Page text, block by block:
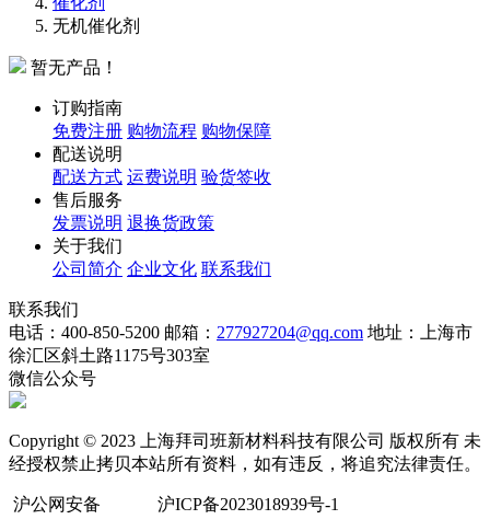
无机催化剂
暂无产品！
订购指南
免费注册 购物流程 购物保障
配送说明
配送方式 运费说明 验货签收
售后服务
发票说明 退换货政策
关于我们
公司简介 企业文化 联系我们
联系我们
电话：400-850-5200 邮箱： 277927204@qq.com 地址：上海市
徐汇区斜土路1175号303室
微信公众号
Copyright © 2023 上海拜司班新材料科技有限公司 版权所有 未
经授权禁止拷贝本站所有资料，如有违反，将追究法律责任。
沪公网安备 沪ICP备2023018939号-1